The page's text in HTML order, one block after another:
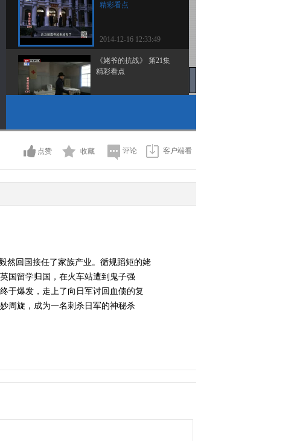
精彩看点
2014-12-16 12:33:49
《姥爷的抗战》 第21集
精彩看点
2014-12-15 23:09:06
精彩看点
《姥爷的抗战》 第24集
精彩看点
2014-12-16 21:21:20
2014-12-17 22:39:12
点赞 收藏 评论 客户端看
然回国接任了家族产业。循规蹈矩的姥
国留学归国，在火车站遭到鬼子强
于爆发，走上了向日军讨回血债的复
周旋，成为一名刺杀日军的神秘杀